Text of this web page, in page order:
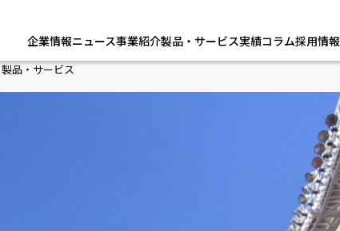
企業情報ニュース事業紹介製品・サービス実績コラム採用情報
製品・サービス